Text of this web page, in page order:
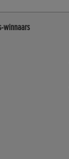
winnaars